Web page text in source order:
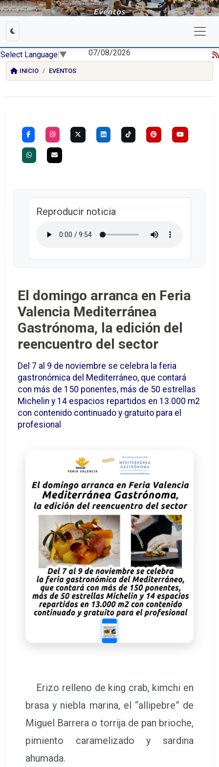
Select Language ▼ 07/08/2026
INICIO EVENTOS
Reproducir noticia
El domingo arranca en Feria
Valencia Mediterránea
Gastrónoma, la edición del
reencuentro del sector
Del 7 al 9 de noviembre se celebra la feria
gastronómica del Mediterráneo, que contará
con más de 150 ponentes, más de 50 estrellas
Michelin y 14 espacios repartidos en 13.000 m2
con contenido continuado y gratuito para el
profesional
Erizo relleno de king crab, kimchi en
brasa y niebla marina, el “allipebre” de
Miguel Barrera o torrija de pan brioche,
pimiento caramelizado y sardina
ahumada.